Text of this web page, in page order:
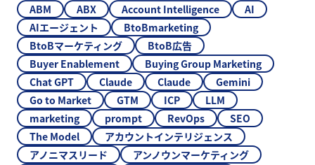
ABM ABX Account Intelligence
AI
AIエージェント
BtoBmarketing
BtoBマーケティング
BtoB広告
Buyer Enablement
Buying Group Marketing
Chat GPT
Claude Claude
Gemini
Go to Market
GTM ICP
LLM
marketing
prompt RevOps
SEO
The Model
アカウントインテリジェンス
アノニマスリード
アンノウンマーケティング